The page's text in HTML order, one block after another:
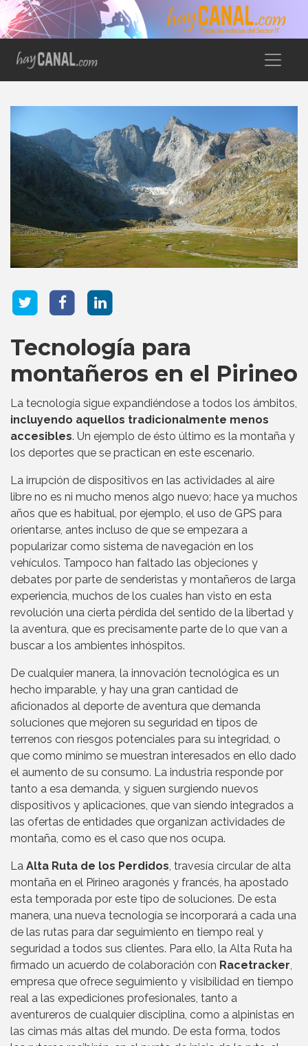
Tecnología para
montañeros en el Pirineo
La tecnología sigue expandiéndose a todos los ámbitos,
incluyendo aquellos tradicionalmente menos
accesibles. Un ejemplo de ésto último es la montaña y
los deportes que se practican en este escenario.
La irrupción de dispositivos en las actividades al aire
libre no es ni mucho menos algo nuevo; hace ya muchos
años que es habitual, por ejemplo, el uso de GPS para
orientarse, antes incluso de que se empezara a
popularizar como sistema de navegación en los
vehículos. Tampoco han faltado las objeciones y
debates por parte de senderistas y montañeros de larga
experiencia, muchos de los cuales han visto en esta
revolución una cierta pérdida del sentido de la libertad y
la aventura, que es precisamente parte de lo que van a
buscar a los ambientes inhóspitos.
De cualquier manera, la innovación tecnológica es un
hecho imparable, y hay una gran cantidad de
aficionados al deporte de aventura que demanda
soluciones que mejoren su seguridad en tipos de
terrenos con riesgos potenciales para su integridad, o
que como mínimo se muestran interesados en ello dado
el aumento de su consumo. La industria responde por
tanto a esa demanda, y siguen surgiendo nuevos
dispositivos y aplicaciones, que van siendo integrados a
las ofertas de entidades que organizan actividades de
montaña, como es el caso que nos ocupa.
La Alta Ruta de los Perdidos , travesía circular de alta
montaña en el Pirineo aragonés y francés, ha apostado
esta temporada por este tipo de soluciones. De esta
manera, una nueva tecnología se incorporará a cada una
de las rutas para dar seguimiento en tiempo real y
seguridad a todos sus clientes. Para ello, la Alta Ruta ha
firmado un acuerdo de colaboración con Racetracker
empresa que ofrece seguimiento y visibilidad en tiempo
real a las expediciones profesionales, tanto a
aventureros de cualquier disciplina, como a alpinistas en
las cimas más altas del mundo. De esta forma, todos